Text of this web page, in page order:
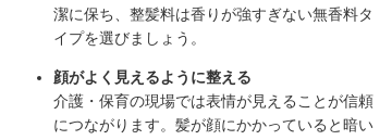
潔に保ち、整髪料は香りが強すぎない無香料タ
イプを選びましょう。
顔がよく見えるように整える
介護・保育の現場では表情が見えることが信頼
につながります。髪が顔にかかっていると暗い